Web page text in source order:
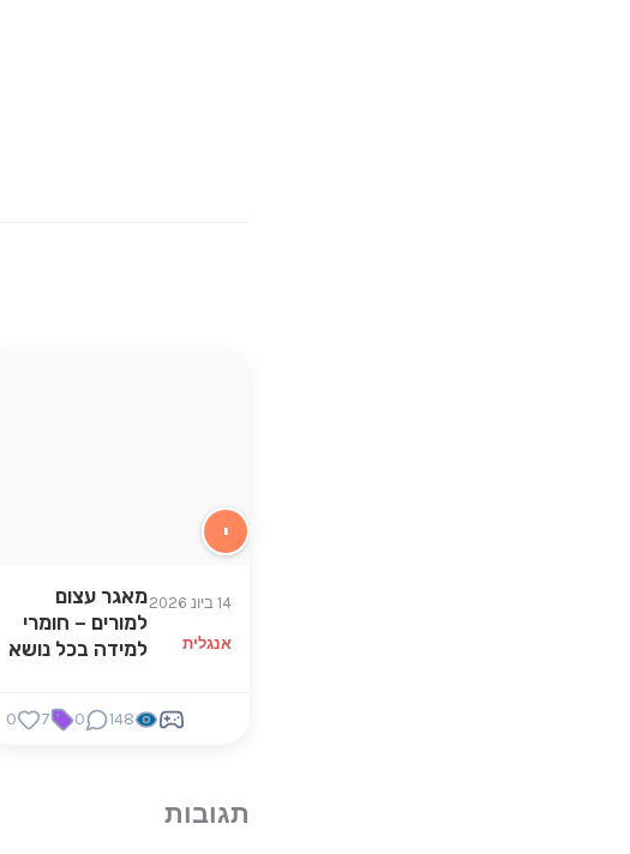
י
14 ביונ 2026
אנגלית
מאגר עצום
למורים – חומרי
למידה בכל נושא
148
0
7
0